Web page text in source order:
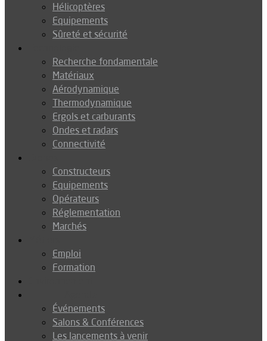
Hélicoptères
Equipements
Sûreté et sécurité
Recherche fondamentale
Matériaux
Aérodynamique
Thermodynamique
Ergols et carburants
Ondes et radars
Connectivité
Constructeurs
Equipements
Opérateurs
Réglementation
Marchés
Emploi
Formation
Événements
Salons & Conférences
Les lancements à venir